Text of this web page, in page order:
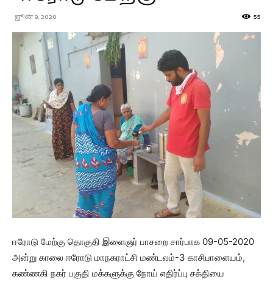
ஜூன் 9, 2020 55
ஈரோடு மேற்கு தொகுதி இளைஞர் பாசறை சார்பாக 09-05-2020
அன்று காலை ஈரோடு மாநகராட்சி மண்டலம்-3 காசிபாளையம்,
கண்ணகி நகர் பகுதி மக்களுக்கு நோய் எதிர்ப்பு சக்தியை